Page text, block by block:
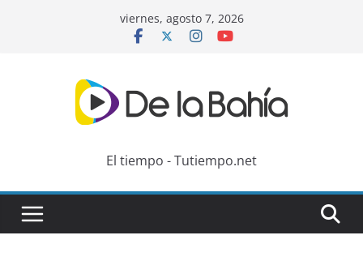
viernes, agosto 7, 2026
El tiempo - Tutiempo.net